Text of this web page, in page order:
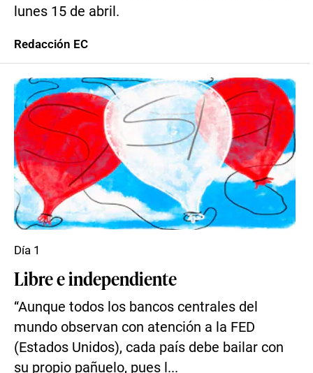
lunes 15 de abril.
Redacción EC
Libre e independiente
“Aunque todos los bancos centrales del
mundo observan con atención a la FED
(Estados Unidos), cada país debe bailar con
su propio pañuelo, pues l...
Día 1